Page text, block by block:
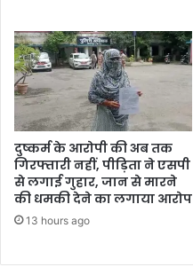
दुष्कर्म के आरोपी की अब तक
गिरफ्तारी नहीं, पीड़िता ने एसपी
से लगाई गुहार, जान से मारने
की धमकी देने का लगाया आरोप
13 hours ago